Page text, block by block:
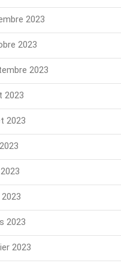
2023
2023
2023
2023
2023
2023
2023